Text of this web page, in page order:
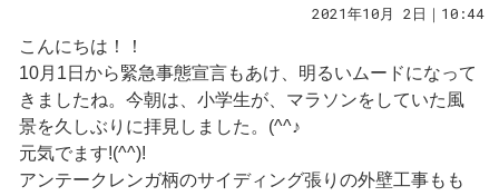
2021年10月 2日｜10:44
こんにちは！！
10月1日から緊急事態宣言もあけ、明るいムードになって
きましたね。今朝は、小学生が、マラソンをしていた風
景を久しぶりに拝見しました。(^^♪
元気でます!(^^)!
アンテークレンガ柄のサイディング張りの外壁工事もも